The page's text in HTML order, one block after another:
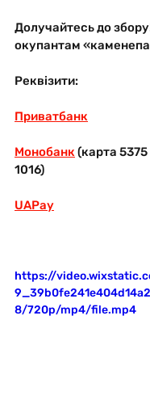
Долучайтесь до
окупантам
Реквізити:
Приватбанк
Монобанк (карта
1016)
UAPay
https://
8/720p/mp4/file.mp4